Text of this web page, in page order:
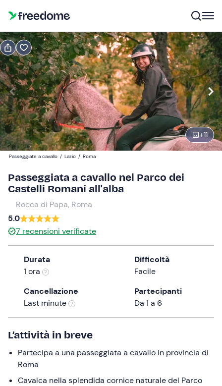
+11
Prenota Regala
Navigate
forward
to
interact
with
the
calendar
and
select
date.
Press
the
question
mark
keyboard
shortcuts
for
changing
dates.
Modifica
05:00 Modifica
Partecipanti
40 €
1
Passeggiate a cavallo / Lazio / Roma
Passeggiata a cavallo nel Parco dei
Castelli Romani all'alba
Rocca di Papa, Roma
5.0
7 recensioni verificate
Durata
1 ora
Difficoltà
Facile
Cancellazione
Last minute
Partecipanti
Da 1 a 6
L’attività in breve
Partecipa a una passeggiata a cavallo in provincia di
Roma
Cavalca nella splendida cornice naturale del Parco